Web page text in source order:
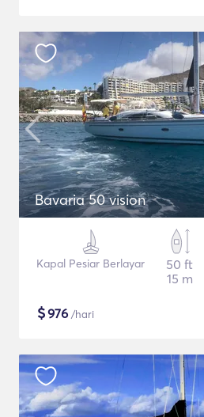
Bavaria 50 vision
Kapal Pesiar Berlayar
50 ft
15 m
$976 /hari